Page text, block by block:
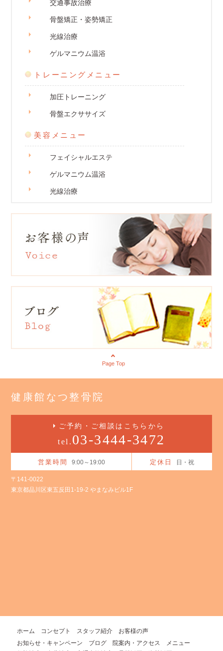
交通事故治療
骨盤矯正・姿勢矯正
光線治療
ゲルマニウム温浴
トレーニングメニュー
加圧トレーニング
骨盤エクササイズ
美容メニュー
フェイシャルエステ
ゲルマニウム温浴
光線治療
Page Top
健康館なつ整骨院
ご予約・ご相談はこちらから
tel. 03-3444-3472
営業時間 9:00～19:00 定休日 日・祝
〒141-0022
東京都品川区東五反田1-19-2 やまなみビル1F
ホーム コンセプト スタッフ紹介
お客様の声
お知らせ・キャンペーン
ブログ 院案内・アクセス
メニュー